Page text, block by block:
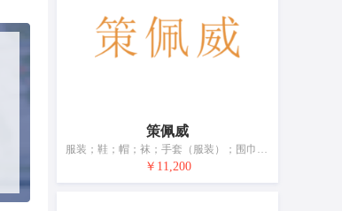
策佩威
服装；鞋；帽；袜；手套（服装）；围巾；腰带；婚纱；浴帽；睡眠用眼罩
￥11,200